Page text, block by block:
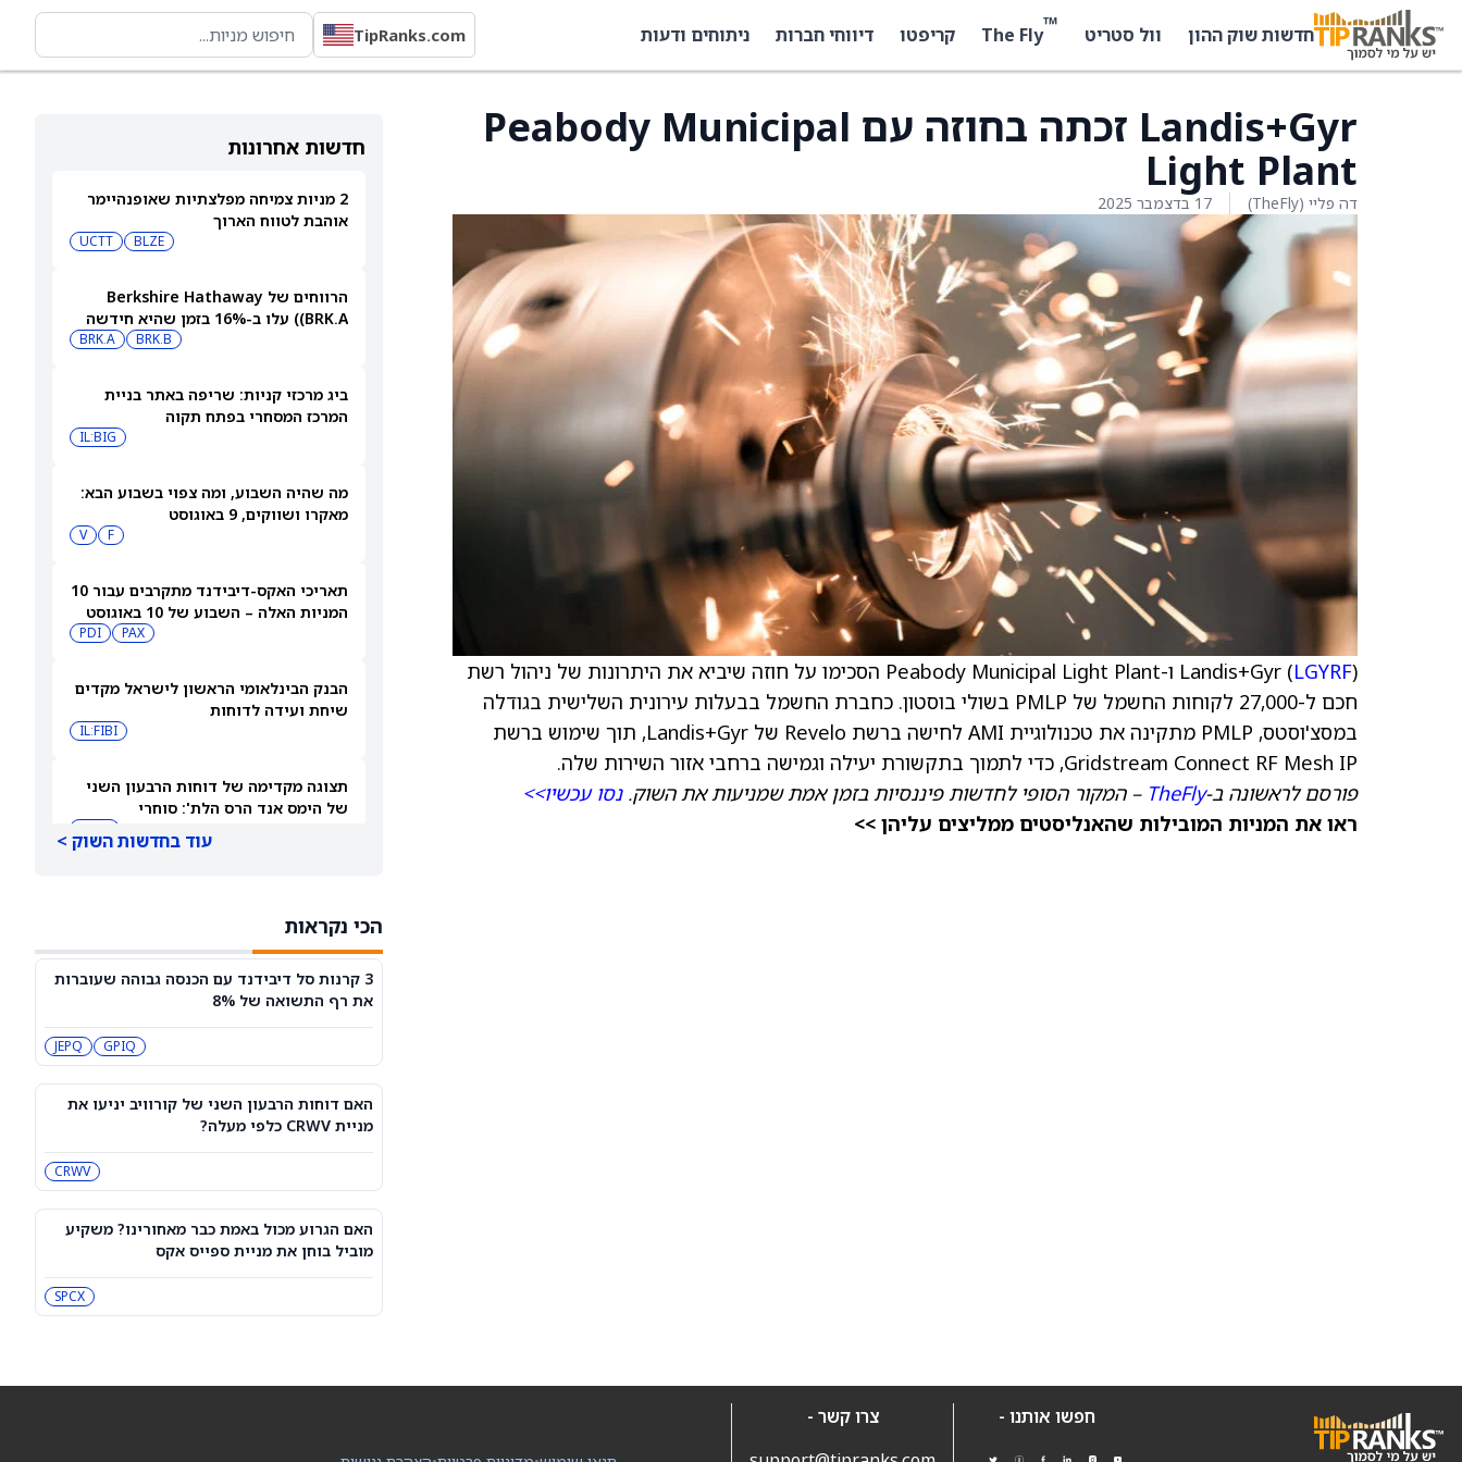
חדשות שוק ההון וול סטריט ™
The Fly קריפטו דיווחי חברות ניתוחים ודעות TipRanks.com
חדשות אחרונות
2 מניות צמיחה מפלצתיות שאופנהיימר
אוהבת לטווח הארוך
BLZE
UCTT
הרווחים של Berkshire Hathaway
(BRK.A) עלו ב-16% בזמן שהיא חידשה
רכישות עצמיות בהיקף של 4.5 מיליארדBRK.B
BRK.A
ביג מרכזי קניות: שריפה באתר בניית
המרכז המסחרי בפתח תקוה
IL:BIG
מה שהיה השבוע, ומה צפוי בשבוע הבא:
מאקרו ושווקים, 9 באוגוסט
F
V
תאריכי האקס-דיבידנד מתקרבים עבור 10
המניות האלה – השבוע של 10 באוגוסט
PAX
PDI
הבנק הבינלאומי הראשון לישראל מקדים
שיחת ועידה לדוחות
IL:FIBI
תצוגה מקדימה של דוחות הרבעון השני
של הימס אנד הרס הלת': סוחרי
האופציות נערכים לתנועה של 14.5%
באוגוסט
3 קרנות סל דיבידנד עם הכנסה גבוהה
שעוברות את רף התשואה של 8%
GPIQ
JEPQ
האם דוחות הרבעון השני של קורוויב
יניעו את מניית CRWV כלפי מעלה?
האם הגרוע מכול באמת כבר מאחורינו?
מיקרון או SK hynix: מניית שבבי AI אחת
MU
SKHY
עוד בחדשות השוק >
הכי נקראות
3 קרנות סל דיבידנד עם הכנסה גבוהה שעוברות
את רף התשואה של 8%
GPIQ
JEPQ
האם דוחות הרבעון השני של קורוויב יניעו את
מניית CRWV כלפי מעלה?
CRWV
האם הגרוע מכול באמת כבר מאחורינו? משקיע
מוביל בוחן את מניית ספייס אקס
SPCX
Landis+Gyr זכתה בחוזה עם Peabody Municipal
Light Plant
דה פליי (TheFly) 17 בדצמבר 2025
Landis+Gyr (LGYRF
) ו-Peabody Municipal Light Plant הסכימו על חוזה שיביא את היתרונות של ניהול רשת
חכם ל-27,000 לקוחות החשמל של PMLP בשולי בוסטון. כחברת החשמל בבעלות עירונית השלישית בגודלה
במסצ'וסטס, PMLP מתקינה את טכנולוגיית AMI לחישה ברשת Revelo של Landis+Gyr, תוך שימוש ברשת
Gridstream Connect RF Mesh IP, כדי לתמוך בתקשורת יעילה וגמישה ברחבי אזור השירות שלה.
פורסם לראשונה ב-TheFly – המקור הסופי לחדשות פיננסיות בזמן אמת שמניעות את השוק.נסו עכשיו>>
ראו את המניות המובילות שהאנליסטים ממליצים עליהן >>
חפשו אותנו -
צרו קשר -